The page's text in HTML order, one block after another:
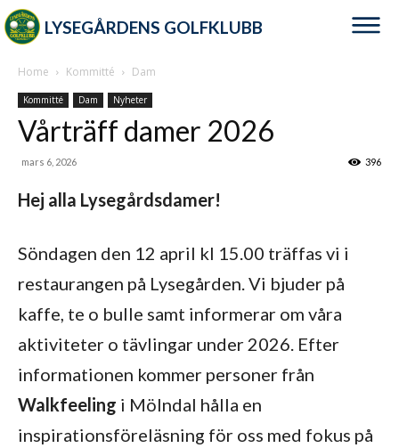
LYSEGÅRDENS GOLFKLUBB
Home Kommitté Dam
Kommitté Dam Nyheter
Vårträff damer 2026
mars 6, 2026 396
Hej alla Lysegårdsdamer!
Söndagen den 12 april kl 15.00 träffas vi i
restaurangen på Lysegården. Vi bjuder på
kaffe, te o bulle samt informerar om våra
aktiviteter o tävlingar under 2026. Efter
informationen kommer personer från
Walkfeeling i Mölndal hålla en
inspirationsföreläsning för oss med fokus på